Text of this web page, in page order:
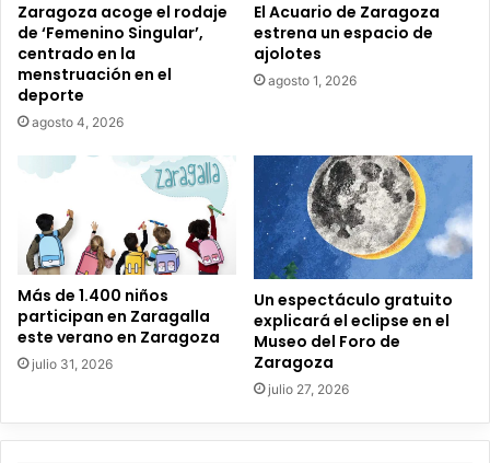
l
c
t
r
Zaragoza acoge el rodaje
de ‘Femenino Singular’,
centrado en la
menstruación en el
deporte
agosto 4, 2026
El Acuario de Zaragoza
estrena un espacio de
ajolotes
agosto 1, 2026
Más de 1.400 niños
participan en Zaragalla
este verano en Zaragoza
julio 31, 2026
Un espectáculo gratuito
explicará el eclipse en el
Museo del Foro de
Zaragoza
julio 27, 2026